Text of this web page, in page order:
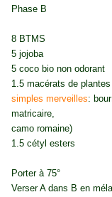
Phase B
8 BTMS
5 jojoba
5 coco bio non odorant
1.5 macérats de
simples merveilles:
matricaire,
camo romaine)
1.5 cétyl esters
Porter à 75°
Verser A dans B en